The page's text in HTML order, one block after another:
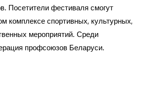
Посетители фестиваля смогут
комплексе спортивных, культурных,
мероприятий. Среди
профсоюзов Беларуси.